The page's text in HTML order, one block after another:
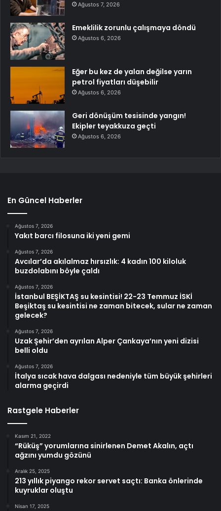
Ağustos 7, 2026
Emeklilik zorunlu çalışmaya döndü
Ağustos 6, 2026
Eğer bu kez de yalan değilse yarın
petrol fiyatları düşebilir
Ağustos 6, 2026
Geri dönüşüm tesisinde yangın!
Ekipler teyakkuza geçti
Ağustos 6, 2026
En Güncel Haberler
Ağustos 7, 2026
Yakıt barcı filosuna iki yeni gemi
Ağustos 7, 2026
Avcılar’da akılalmaz hırsızlık: 4 kadın 100 kiloluk
buzdolabını böyle çaldı
Ağustos 7, 2026
İstanbul BEŞİKTAŞ su kesintisi! 22-23 Temmuz İSKİ
Beşiktaş su kesintisi ne zaman bitecek, sular ne zaman
gelecek?
Ağustos 7, 2026
Uzak Şehir’den ayrılan Alper Çankaya’nın yeni dizisi
belli oldu
Ağustos 7, 2026
İtalya sıcak hava dalgası nedeniyle tüm büyük şehirleri
alarma geçirdi
Rastgele Haberler
Kasım 21, 2022
“Rüküş” yorumlarına sinirlenen Demet Akalın, açtı
ağzını yumdu gözünü
Aralık 25, 2025
213 yıllık piyango rekor servet saçtı: Banka önlerinde
kuyruklar oluştu
Nisan 17, 2025